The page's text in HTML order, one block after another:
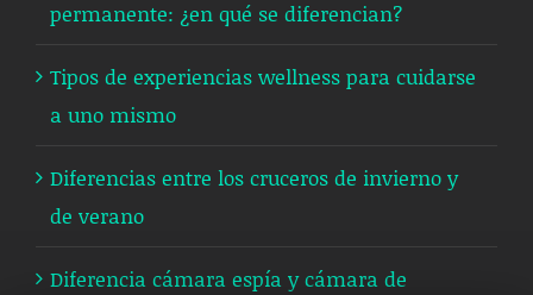
permanente: ¿en qué se diferencian?
Tipos de experiencias wellness para cuidarse
a uno mismo
Diferencias entre los cruceros de invierno y
de verano
Diferencia cámara espía y cámara de